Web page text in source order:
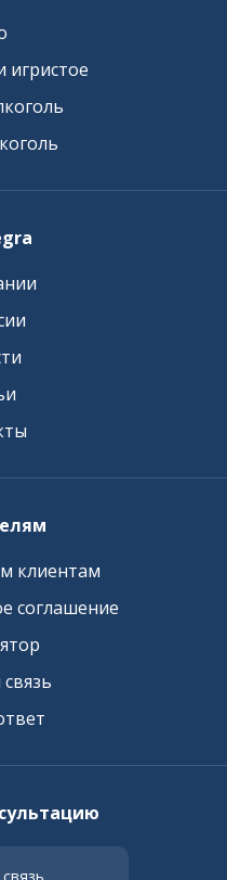
клиентам
соглашение